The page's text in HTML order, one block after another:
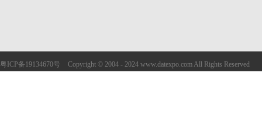
粤ICP备19134670号 Copyright © 2004 - 2024 www.datexpo.com All Rights Reserved